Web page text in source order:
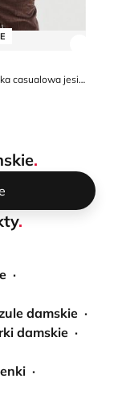
Bluza damska casualowa jesienna ROXY
.
.
damskie
damskie